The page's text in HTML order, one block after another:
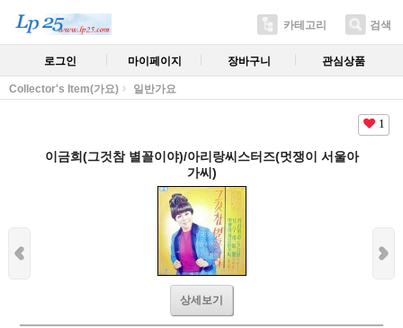
카테고리 검색
로그인 마이페이지 장바구니 관심상품
Collector's Item(가요) 일반가요
1
이금희(그것참 별꼴이야)/아리랑씨스터즈(멋쟁이 서울아
가씨)
상세보기